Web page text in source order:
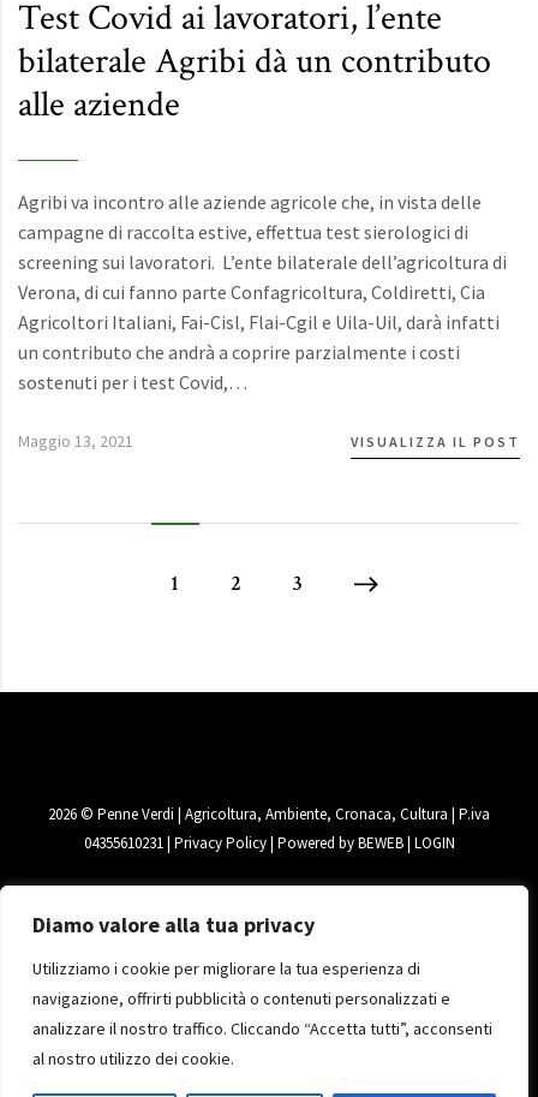
Diamo valore alla tua privacy
Utilizziamo i cookie per migliorare la tua esperienza di
navigazione, offrirti pubblicità o contenuti personalizzati e
analizzare il nostro traffico. Cliccando “Accetta tutti”, acconsenti
al nostro utilizzo dei cookie.
Test Covid ai lavoratori, l’ente
bilaterale Agribi dà un contributo
alle aziende
Agribi va incontro alle aziende agricole che, in vista delle
campagne di raccolta estive, effettua test sierologici di
screening sui lavoratori. L’ente bilaterale dell’agricoltura di
Verona, di cui fanno parte Confagricoltura, Coldiretti, Cia
Agricoltori Italiani, Fai-Cisl, Flai-Cgil e Uila-Uil, darà infatti
un contributo che andrà a coprire parzialmente i costi
sostenuti per i test Covid,…
Maggio 13, 2021 VISUALIZZA IL POST
1 2 3
2026© Penne Verdi | Agricoltura, Ambiente, Cronaca, Cultura | P.iva
04355610231 | Privacy Policy| Powered byBEWEB| LOGIN